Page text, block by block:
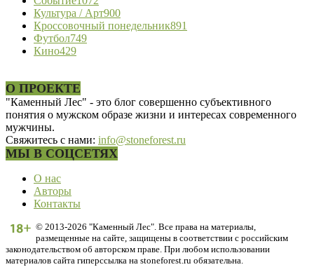
Культура / Арт900
Кроссовочный понедельник891
Футбол749
Кино429
О ПРОЕКТЕ
"Каменный Лес" - это блог совершенно субъективного
понятия о мужском образе жизни и интересах современного
мужчины.
Свяжитесь с нами: info@stoneforest.ru
МЫ В СОЦСЕТЯХ
О нас
Авторы
Контакты
© 2013-2026 "Каменный Лес". Все права на материалы,
размещенные на сайте, защищены в соответствии с российским
законодательством об авторском праве. При любом использовании
материалов сайта гиперссылка на stoneforest.ru обязательна.